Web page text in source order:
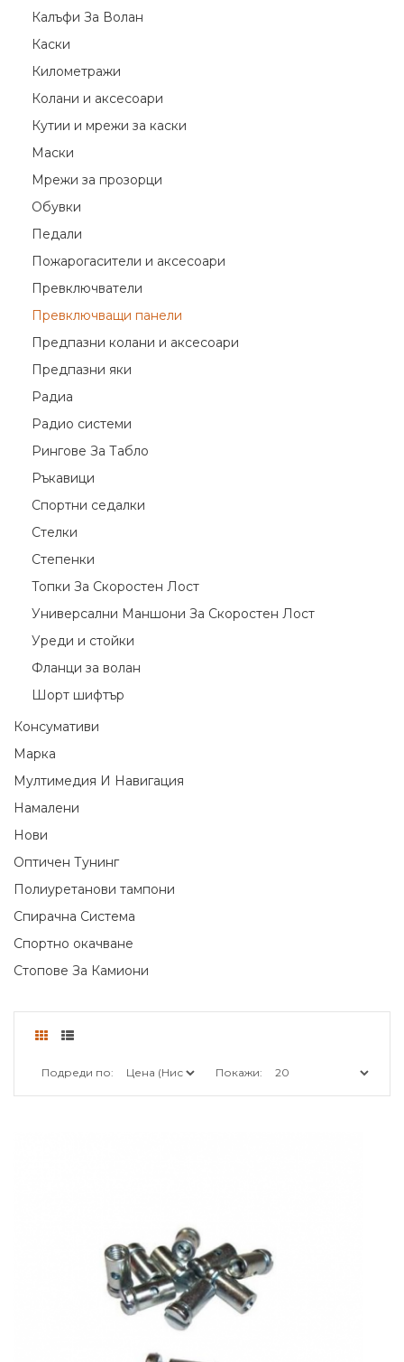
Калъфи За Волан
Каски
Километражи
Колани и аксесоари
Кутии и мрежи за каски
Маски
Мрежи за прозорци
Обувки
Педали
Пожарогасители и аксесоари
Превключватели
Превключващи панели
Предпазни колани и аксесоари
Предпазни яки
Радиа
Радио системи
Рингове За Табло
Ръкавици
Спортни седалки
Стелки
Степенки
Топки За Скоростен Лост
Универсални Маншони За Скоростен Лост
Уреди и стойки
Фланци за волан
Шорт шифтър
Консумативи
Марка
Мултимедия И Навигация
Намалени
Нови
Оптичен Тунинг
Полиуретанови тампони
Спирачна Система
Спортно окачване
Стопове За Камиони
Подреди по: Покажи: